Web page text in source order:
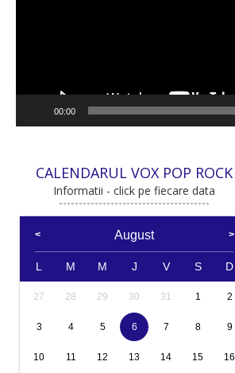
00:00
CALENDARUL VOX POP ROCK
Informatii - click pe fiecare data
August
L M M J V S D
27 28 29 30 31 1 2
3 4 5 6 7 8 9
10 11 12 13 14 15 16